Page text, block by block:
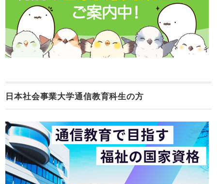
日本社会事業大学通信教育科生の方